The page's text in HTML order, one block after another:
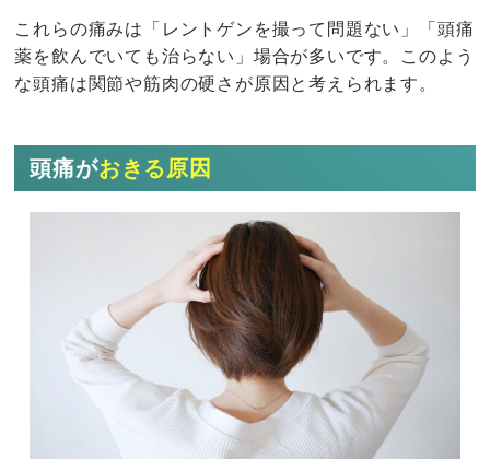
これらの痛みは「レントゲンを撮って問題ない」「頭痛
薬を飲んでいても治らない」場合が多いです。このよう
な頭痛は関節や筋肉の硬さが原因と考えられます。
頭痛がおきる原因